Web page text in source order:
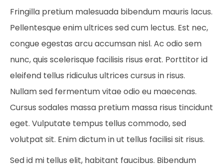
Fringilla pretium malesuada bibendum mauris lacus.
Pellentesque enim ultrices sed cum lectus. Est nec,
congue egestas arcu accumsan nisl. Ac odio sem
nunc, quis scelerisque facilisis risus erat. Porttitor id
eleifend tellus ridiculus ultrices cursus in risus.
Nullam sed fermentum vitae odio eu maecenas.
Cursus sodales massa pretium massa risus tincidunt
eget. Vulputate tempus tellus commodo, sed
volutpat sit. Enim dictum in ut tellus facilisi sit risus.
Sed id mi tellus elit, habitant faucibus. Bibendum